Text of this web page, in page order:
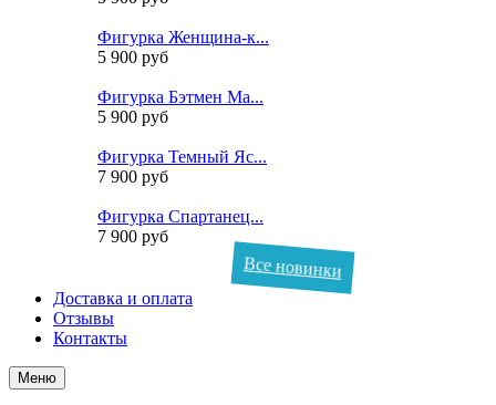
Фигурка Женщина-к...
5 900 руб
Фигурка Бэтмен Ма...
5 900 руб
Фигурка Темный Яс...
7 900 руб
Фигурка Спартанец...
7 900 руб
Все новинки
Доставка и оплата
Отзывы
Контакты
Меню